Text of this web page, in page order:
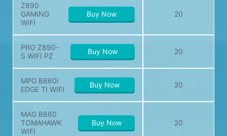
Z890
GAMING
WIFI
Buy Now 20
PRO Z890-
S WIFI PZ
Buy Now 20
MPG B860I
EDGE TI WIFI
Buy Now 20
MAG B860
TOMAHAWK
WIFI
Buy Now 20